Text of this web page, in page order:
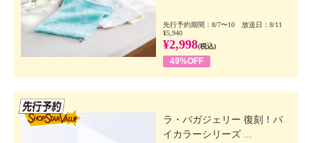
先行予約期間：8/7〜10 放送日：8/11
¥5,940
¥2,998(税込)
49%OFF
ラ・バガジェリー 復刻！バ
イカラーシリーズ ...